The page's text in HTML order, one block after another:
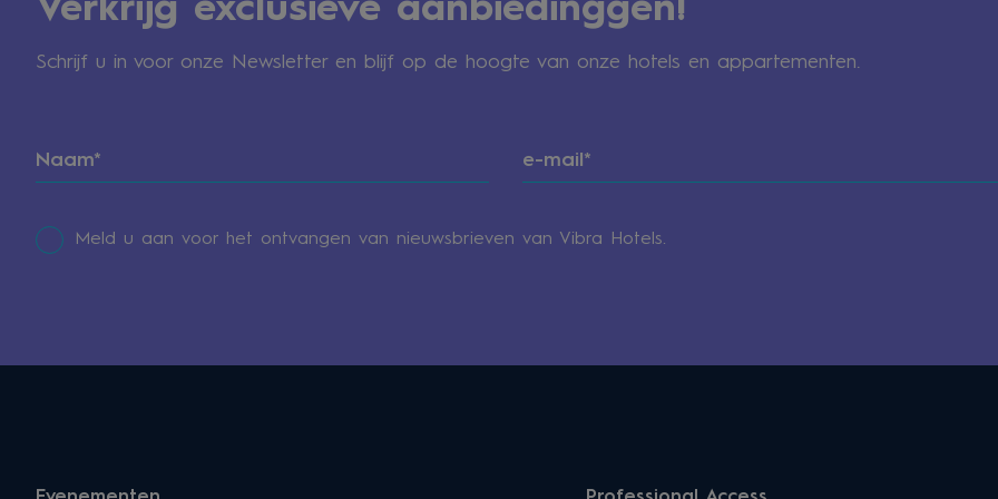
Verkrijg exclusieve aanbiedinggen!
Schrijf u in voor onze Newsletter en blijf op de hoogte van onze hotels en appartementen.
Meld u aan voor het ontvangen van nieuwsbrieven van Vibra Hotels.